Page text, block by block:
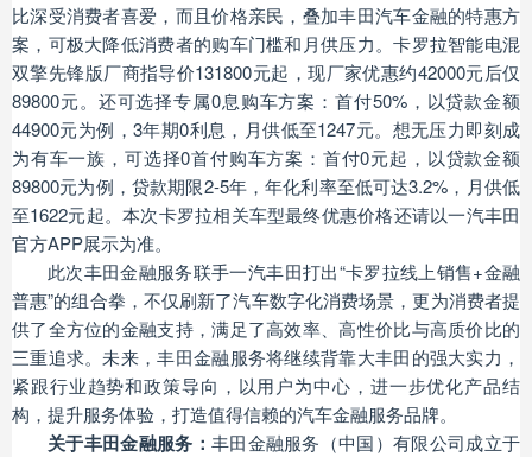
比深受消费者喜爱，而且价格亲民，叠加丰田汽车金融的特惠方
案，可极大降低消费者的购车门槛和月供压力。卡罗拉智能电混
双擎先锋版厂商指导价131800元起，现厂家优惠约42000元后仅
89800元。还可选择专属0息购车方案：首付50%，以贷款金额
44900元为例，3年期0利息，月供低至1247元。想无压力即刻成
为有车一族，可选择0首付购车方案：首付0元起，以贷款金额
89800元为例，贷款期限2-5年，年化利率至低可达3.2%，月供低
至1622元起。本次卡罗拉相关车型最终优惠价格还请以一汽丰田
官方APP展示为准。
此次丰田金融服务联手一汽丰田打出“卡罗拉线上销售+金融
普惠”的组合拳，不仅刷新了汽车数字化消费场景，更为消费者提
供了全方位的金融支持，满足了高效率、高性价比与高质价比的
三重追求。未来，丰田金融服务将继续背靠大丰田的强大实力，
紧跟行业趋势和政策导向，以用户为中心，进一步优化产品结
构，提升服务体验，打造值得信赖的汽车金融服务品牌。
关于丰田金融服务： 丰田金融服务（中国）有限公司成立于